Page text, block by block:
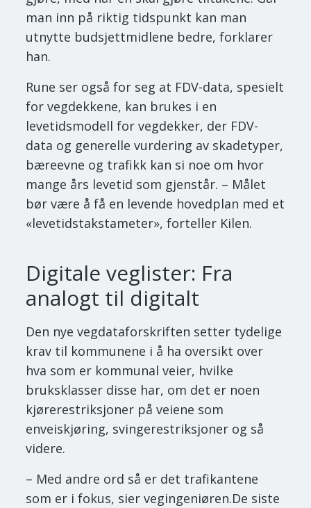
man inn på riktig tidspunkt kan man
utnytte budsjettmidlene bedre, forklarer
han.
Rune ser også for seg at FDV-data, spesielt
for vegdekkene, kan brukes i en
levetidsmodell for vegdekker, der FDV-
data og generelle vurdering av skadetyper,
bæreevne og trafikk kan si noe om hvor
mange års levetid som gjenstår. – Målet
bør være å få en levende hovedplan med et
«levetidstakstameter», forteller Kilen.
Digitale veglister: Fra
analogt til digitalt
Den nye vegdataforskriften setter tydelige
krav til kommunene i å ha oversikt over
hva som er kommunal veier, hvilke
bruksklasser disse har, om det er noen
kjørerestriksjoner på veiene som
enveiskjøring, svingerestriksjoner og så
videre.
– Med andre ord så er det trafikantene
som er i fokus, sier vegingeniøren.De siste